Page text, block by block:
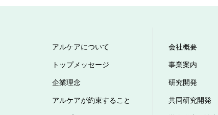
アルケアについて
トップメッセージ
企業理念
アルケアが約束すること
会社概要
事業案内
研究開発
共同研究開発